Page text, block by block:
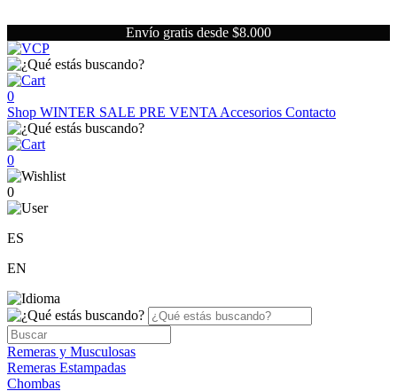
Envío gratis desde $8.000
0
Shop WINTER SALE PRE VENTA Accesorios Contacto
0
0
ES
EN
Remeras y Musculosas
Remeras Estampadas
Chombas